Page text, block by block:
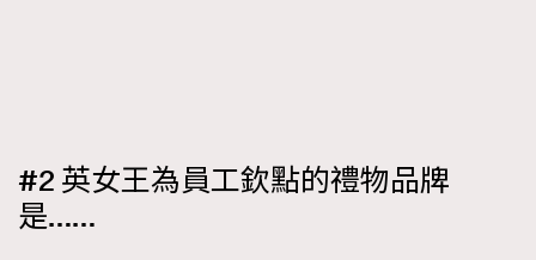
#2 英女王為員工欽點的禮物品牌
是……